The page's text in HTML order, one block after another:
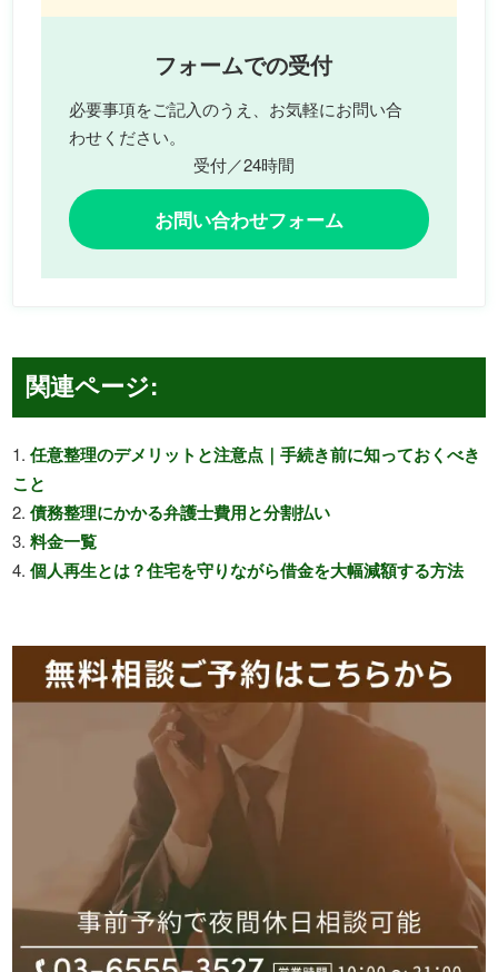
フォームでの受付
必要事項をご記入のうえ、お気軽にお問い合
わせください。
受付／24時間
お問い合わせフォーム
関連ページ:
任意整理のデメリットと注意点｜手続き前に知っておくべき
こと
債務整理にかかる弁護士費用と分割払い
料金一覧
個人再生とは？住宅を守りながら借金を大幅減額する方法